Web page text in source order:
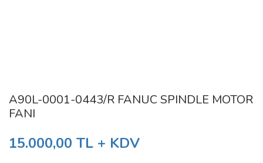
A90L-0001-0443/R FANUC SPINDLE MOTOR
FANI
15.000,00 TL + KDV